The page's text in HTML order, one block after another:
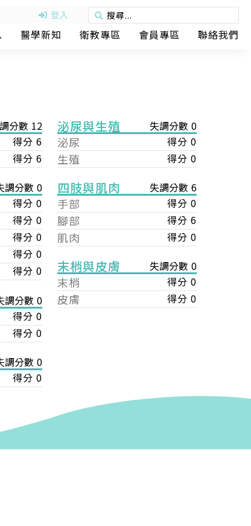
登入
醫學新知 衛教專區 會員專區 聯絡我們
分數 12
得分 6
得分 6
調分數 0
得分 0
得分 0
得分 0
得分 0
得分 0
調分數 0
得分 0
得分 0
調分數 0
得分 0
泌尿與生殖 失調分數 0
泌尿 得分 0
生殖 得分 0
四肢與肌肉 失調分數 6
手部 得分 0
腳部 得分 6
肌肉 得分 0
末梢與皮膚 失調分數 0
末梢 得分 0
皮膚 得分 0